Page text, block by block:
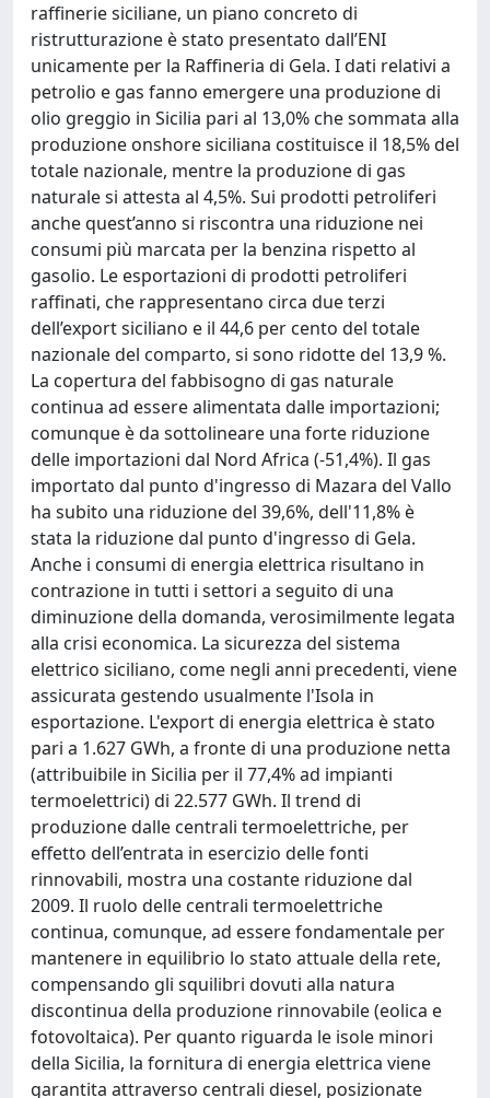
raffinerie siciliane, un piano concreto di
ristrutturazione è stato presentato dall’ENI
unicamente per la Raffineria di Gela. I dati relativi a
petrolio e gas fanno emergere una produzione di
olio greggio in Sicilia pari al 13,0% che sommata alla
produzione onshore siciliana costituisce il 18,5% del
totale nazionale, mentre la produzione di gas
naturale si attesta al 4,5%. Sui prodotti petroliferi
anche quest’anno si riscontra una riduzione nei
consumi più marcata per la benzina rispetto al
gasolio. Le esportazioni di prodotti petroliferi
raffinati, che rappresentano circa due terzi
dell’export siciliano e il 44,6 per cento del totale
nazionale del comparto, si sono ridotte del 13,9 %.
La copertura del fabbisogno di gas naturale
continua ad essere alimentata dalle importazioni;
comunque è da sottolineare una forte riduzione
delle importazioni dal Nord Africa (-51,4%). Il gas
importato dal punto d'ingresso di Mazara del Vallo
ha subito una riduzione del 39,6%, dell'11,8% è
stata la riduzione dal punto d'ingresso di Gela.
Anche i consumi di energia elettrica risultano in
contrazione in tutti i settori a seguito di una
diminuzione della domanda, verosimilmente legata
alla crisi economica. La sicurezza del sistema
elettrico siciliano, come negli anni precedenti, viene
assicurata gestendo usualmente l'Isola in
esportazione. L'export di energia elettrica è stato
pari a 1.627 GWh, a fronte di una produzione netta
(attribuibile in Sicilia per il 77,4% ad impianti
termoelettrici) di 22.577 GWh. Il trend di
produzione dalle centrali termoelettriche, per
effetto dell’entrata in esercizio delle fonti
rinnovabili, mostra una costante riduzione dal
2009. Il ruolo delle centrali termoelettriche
continua, comunque, ad essere fondamentale per
mantenere in equilibrio lo stato attuale della rete,
compensando gli squilibri dovuti alla natura
discontinua della produzione rinnovabile (eolica e
fotovoltaica). Per quanto riguarda le isole minori
della Sicilia, la fornitura di energia elettrica viene
garantita attraverso centrali diesel, posizionate